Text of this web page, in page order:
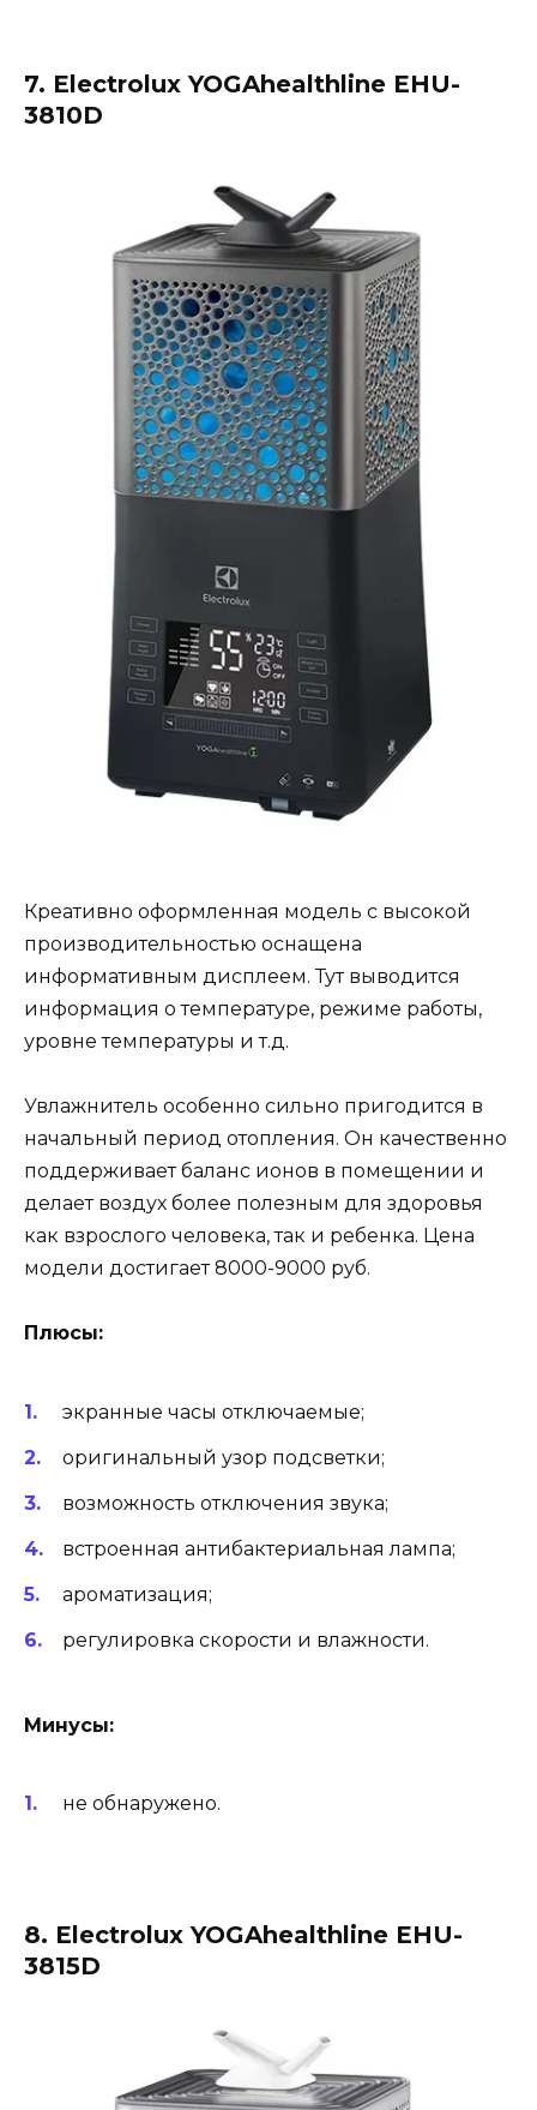
7. Electrolux YOGAhealthline EHU-
3810D
Креативно оформленная модель с высокой
производительностью оснащена
информативным дисплеем. Тут выводится
информация о температуре, режиме работы,
уровне температуры и т.д.
Увлажнитель особенно сильно пригодится в
начальный период отопления. Он качественно
поддерживает баланс ионов в помещении и
делает воздух более полезным для здоровья
как взрослого человека, так и ребенка. Цена
модели достигает 8000-9000 руб.
Плюсы:
экранные часы отключаемые;
оригинальный узор подсветки;
возможность отключения звука;
встроенная антибактериальная лампа;
ароматизация;
регулировка скорости и влажности.
Минусы:
не обнаружено.
8. Electrolux YOGAhealthline EHU-
3815D